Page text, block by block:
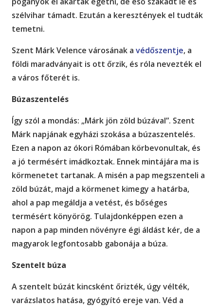
szélvihar támadt. Ezután a keresztények el tudták
temetni.
Szent Márk Velence városának a védőszentje, a
földi maradványait is ott őrzik, és róla nevezték el
a város főterét is.
Búzaszentelés
Így szól a mondás: „Márk jön zöld búzával”. Szent
Márk napjának egyházi szokása a búzaszentelés.
Ezen a napon az ókori Rómában körbevonultak, és
a jó termésért imádkoztak. Ennek mintájára ma is
körmenetet tartanak. A misén a pap megszenteli a
zöld búzát, majd a körmenet kimegy a határba,
ahol a pap megáldja a vetést, és bőséges
termésért könyörög. Tulajdonképpen ezen a
napon a pap minden növényre égi áldást kér, de a
magyarok legfontosabb gabonája a búza.
Szentelt búza
A szentelt búzát kincsként őrizték, úgy vélték,
varázslatos hatása, gyógyító ereje van. Véd a